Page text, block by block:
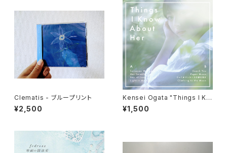
Clematis - ブループリント
¥2,500
Kensei Ogata "Things I Kn
ow About Her" CD
¥1,500